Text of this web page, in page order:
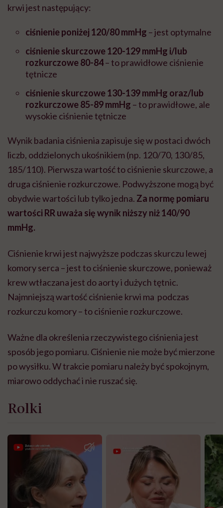
krwi jest następujący:
ciśnienie poniżej 120/80 mmHg – jest optymalne
ciśnienie skurczowe 120-129 mmHg i/lub
rozkurczowe 80-84– to prawidłowe ciśnienie
tętnicze
ciśnienie skurczowe 130-139 mmHg oraz/lub
rozkurczowe 85-89 mmHg – to prawidłowe, ale
wysokie ciśnienie tętnicze
Wynik badania ciśnienia zapisuje się w postaci dwóch
liczb, oddzielonych ukośnikiem (np. 120/70, 130/85,
185/110). Pierwsza wartość to ciśnienie skurczowe, a
druga ciśnienie rozkurczowe. Podwyższone mogą być
obydwie wartości lub tylko jedna. Za normę pomiaru
wartości RR uważa się wynik niższy niż 140/90
mmHg.
Ciśnienie krwi jest najwyższe podczas skurczu lewej
komory serca – jest to ciśnienie skurczowe, ponieważ
krew wtłaczana jest do aorty i dużych tętnic.
Najmniejszą wartość ciśnienie krwi ma podczas
rozkurczu komory – to ciśnienie rozkurczowe.
Ważne dla określenia rzeczywistego ciśnienia jest
sposób jego pomiaru. Ciśnienie nie może być mierzone
po wysiłku. W trakcie pomiaru należy być spokojnym,
miarowo oddychać i nie ruszać się.
Rolki